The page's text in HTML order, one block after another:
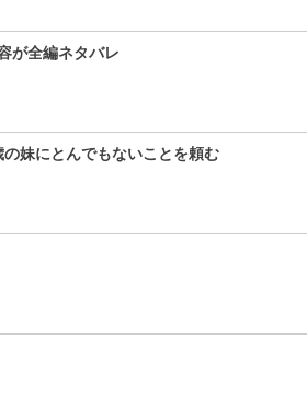
が全編ネタバレ
妹にとんでもないことを頼む